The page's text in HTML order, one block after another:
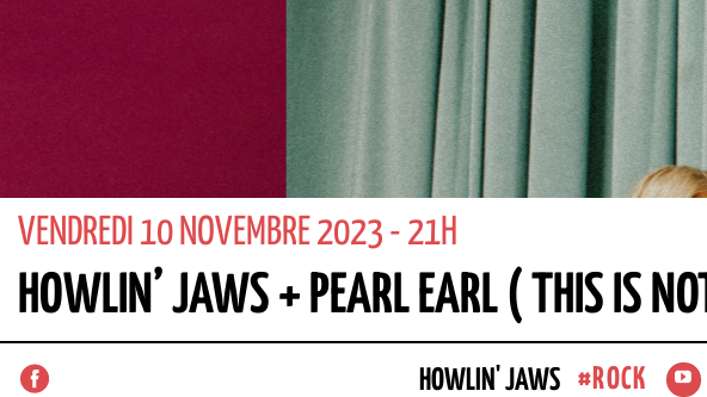
VENDREDI 10 NOVEMBRE 2023 - 21H
HOWLIN’ JAWS + PEARL EARL ( THIS IS
HOWLIN' JAWS ROCK